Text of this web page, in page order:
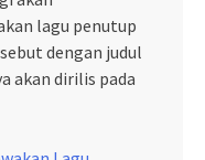
lagu penutup
dengan judul
akan dirilis pada